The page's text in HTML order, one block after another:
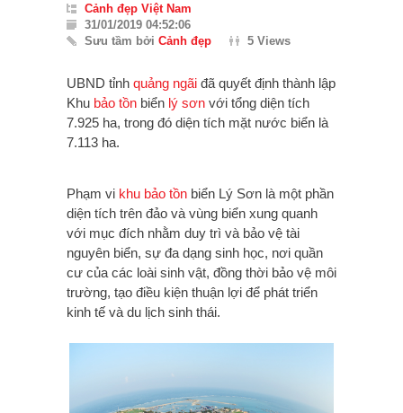
Cảnh đẹp Việt Nam
31/01/2019 04:52:06
Sưu tầm bởi Cảnh đẹp 5 Views
UBND tỉnh quảng ngãi đã quyết định thành lập
Khu bảo tồn biển lý sơn với tổng diện tích
7.925 ha, trong đó diện tích mặt nước biển là
7.113 ha.
Phạm vi khu bảo tồn biển Lý Sơn là một phần
diện tích trên đảo và vùng biển xung quanh
với mục đích nhằm duy trì và bảo vệ tài
nguyên biển, sự đa dạng sinh học, nơi quần
cư của các loài sinh vật, đồng thời bảo vệ môi
trường, tạo điều kiện thuận lợi để phát triển
kinh tế và du lịch sinh thái.